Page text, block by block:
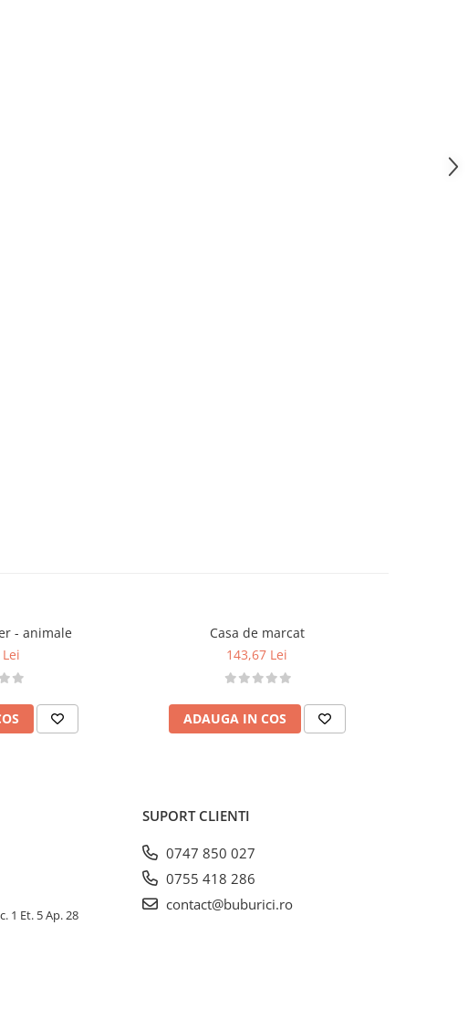
- animale
Casa de marcat
143,67 Lei
ADAUGA IN COS
1 Et. 5 Ap. 28
SUPORT CLIENTI
0747 850 027
0755 418 286
contact@buburici.ro